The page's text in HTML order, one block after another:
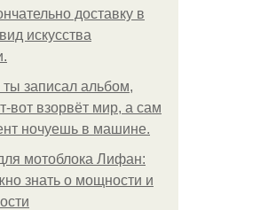
доставку в
искусства
ты записал альбом,
вот взорвёт мир, а сам
ночуешь в машине.
мотоблока Лифан:
знать о мощности и